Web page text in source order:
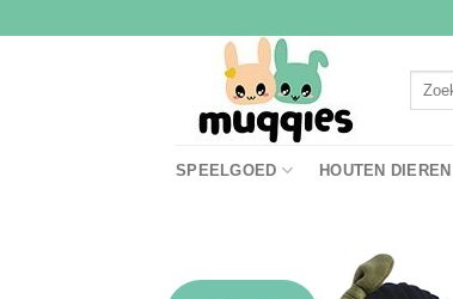
Zoeken
SPEELGOED HOUTEN DIEREN